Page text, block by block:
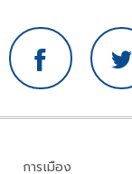
การเมือง